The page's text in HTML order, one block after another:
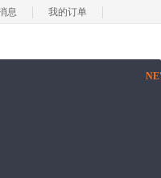
息 我的订单